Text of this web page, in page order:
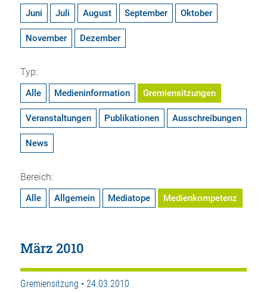
Juni Juli August September Oktober
November Dezember
Typ:
Alle Medieninformation Gremiensitzungen
Veranstaltungen Publikationen Ausschreibungen
News
Bereich:
Alle Allgemein Mediatope Medienkompetenz
März 2010
Gremiensitzung • 24.03.2010